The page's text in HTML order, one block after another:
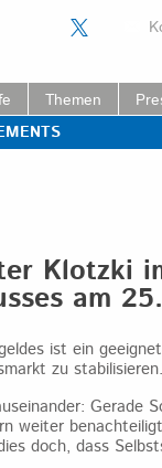
Themen
Klotzki
am
ist ein
zu stabilisieren.
Gerade
weiter
doch, dass